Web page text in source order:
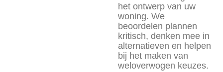
het ontwerp van uw
woning. We
beoordelen plannen
kritisch, denken mee in
alternatieven en helpen
bij het maken van
weloverwogen keuzes.